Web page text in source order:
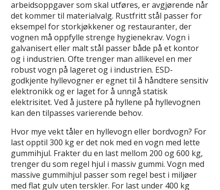
arbeidsoppgaver som skal utføres, er avgjørende når
det kommer til materialvalg. Rustfritt stål passer for
eksempel for storkjøkkener og restauranter, der
vognen må oppfylle strenge hygienekrav. Vogn i
galvanisert eller malt stål passer både på et kontor
og i industrien. Ofte trenger man allikevel en mer
robust vogn på lageret og i industrien. ESD-
godkjente hyllevogner er egnet til å håndtere sensitiv
elektronikk og er laget for å unngå statisk
elektrisitet. Ved å justere på hyllene på hyllevognen
kan den tilpasses varierende behov.
Hvor mye vekt tåler en hyllevogn eller bordvogn? For
last opptil 300 kg er det nok med en vogn med lette
gummihjul. Frakter du en last mellom 200 og 600 kg,
trenger du som regel hjul i massiv gummi. Vogn med
massive gummihjul passer som regel best i miljøer
med flat gulv uten terskler. For last under 400 kg